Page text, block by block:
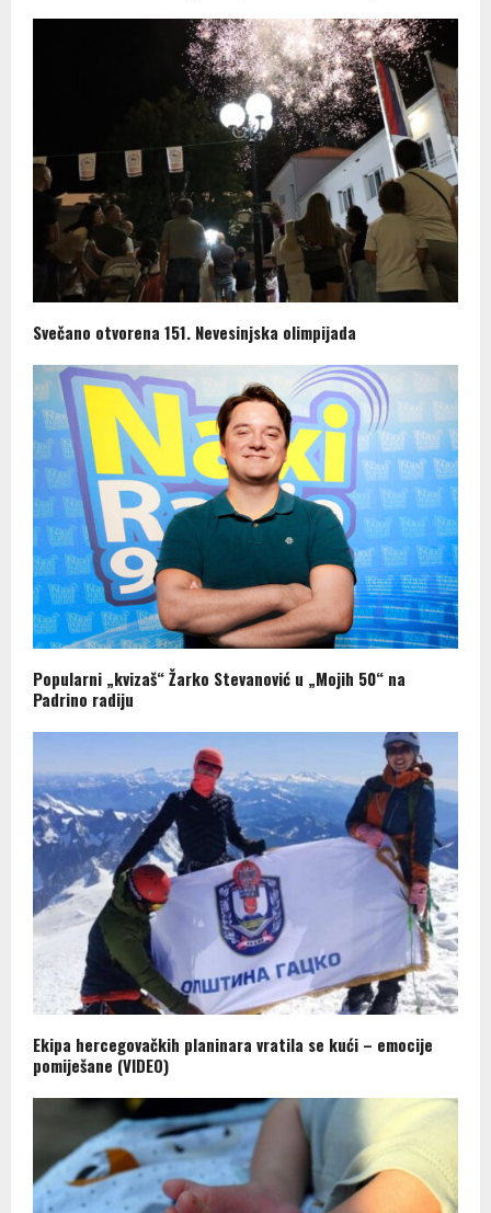
Svečano otvorena 151. Nevesinjska olimpijada
Popularni „kvizaš“ Žarko Stevanović u „Mojih 50“ na
Padrino radiju
Ekipa hercegovačkih planinara vratila se kući – emocije
pomiješane (VIDEO)